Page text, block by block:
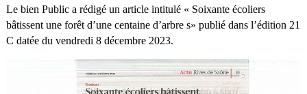
Le bien Public a rédigé un article intitulé « Soixante écoliers
bâtissent une forêt d’une centaine d’arbre s» publié dans l’édition 21
C datée du vendredi 8 décembre 2023.